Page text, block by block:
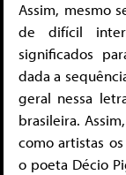
Assim, mesmo
de difícil
significados
dada a
geral nessa
brasileira.
como artistas
o poeta Décio